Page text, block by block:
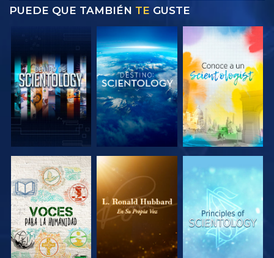
PUEDE QUE TAMBIÉN TE GUSTE
EXPLORA LAS
SERIES
EXPLORA LAS
SERIES
EXPLORA LAS
SERIES